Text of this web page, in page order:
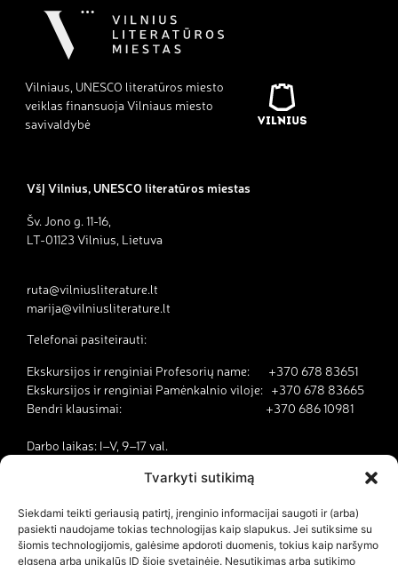
Tvarkyti sutikimą
Siekdami teikti geriausią patirtį, įrenginio informacijai saugoti ir (arba)
pasiekti naudojame tokias technologijas kaip slapukus. Jei sutiksime su
šiomis technologijomis, galėsime apdoroti duomenis, tokius kaip naršymo
elgsena arba unikalūs ID šioje svetainėje. Nesutikimas arba sutikimo
Vilniaus, UNESCO literatūros miesto
veiklas finansuoja Vilniaus miesto
savivaldybė
VšĮ Vilnius, UNESCO literatūros miestas
Šv. Jono g. 11-16,
LT-01123 Vilnius, Lietuva
ruta@vilniusliterature.lt
marija@vilniusliterature.lt
Telefonai pasiteirauti:
Ekskursijos ir renginiai Profesorių name: +370 678 83651
Ekskursijos ir renginiai Pamėnkalnio viloje: +370 678 83665
Bendri klausimai: +370 686 10981
Darbo laikas: I–V, 9–17 val.
Kodėl Vilnius yra literatūros miestas?
Kontaktai